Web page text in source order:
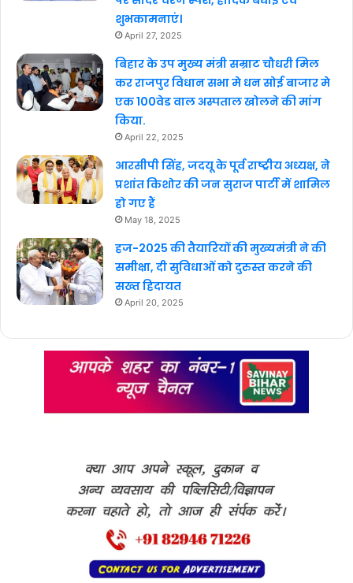
शुभकामनाएं।
April 27, 2025
बिहार के उप मुख्य मंत्री सम्राट चौधरी मिल
कर राजपुर विधान सभा मे धन सोई बाजार मे
एक 100वेड वाल अस्पताल खोलने की मांग
किया.
April 22, 2025
आरसीपी सिंह, जदयू के पूर्व राष्ट्रीय अध्यक्ष, ने
प्रशांत किशोर की जन सुराज पार्टी में शामिल
हो गए हैं
May 18, 2025
हज-2025 की तैयारियों की मुख्यमंत्री ने की
समीक्षा, दी सुविधाओं को दुरुस्त करने की
सख्त हिदायत
April 20, 2025